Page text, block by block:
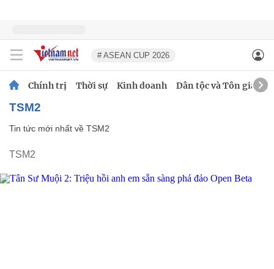
# ASEAN CUP 2026
Chính trị Thời sự Kinh doanh Dân tộc và Tôn giáo
TSM2
Tin tức mới nhất về TSM2
TSM2